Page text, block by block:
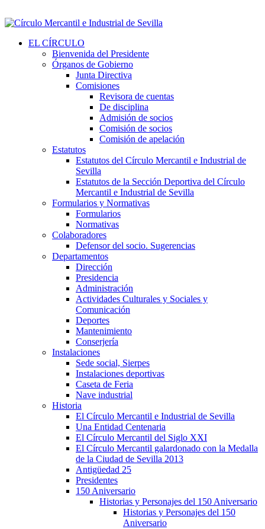
EL CÍRCULO
Bienvenida del Presidente
Órganos de Gobierno
Junta Directiva
Comisiones
Revisora de cuentas
De disciplina
Admisión de socios
Comisión de socios
Comisión de apelación
Estatutos
Estatutos del Círculo Mercantil e Industrial de
Sevilla
Estatutos de la Sección Deportiva del Círculo
Mercantil e Industrial de Sevilla
Formularios y Normativas
Formularios
Normativas
Colaboradores
Defensor del socio. Sugerencias
Departamentos
Dirección
Presidencia
Administración
Actividades Culturales y Sociales y
Comunicación
Deportes
Mantenimiento
Conserjería
Instalaciones
Sede social, Sierpes
Instalaciones deportivas
Caseta de Feria
Nave industrial
Historia
El Círculo Mercantil e Industrial de Sevilla
Una Entidad Centenaria
El Círculo Mercantil del Siglo XXI
El Círculo Mercantil galardonado con la Medalla
de la Ciudad de Sevilla 2013
Antigüedad 25
Presidentes
150 Aniversario
Historias y Personajes del 150 Aniversario
Historias y Personajes del 150
Aniversario